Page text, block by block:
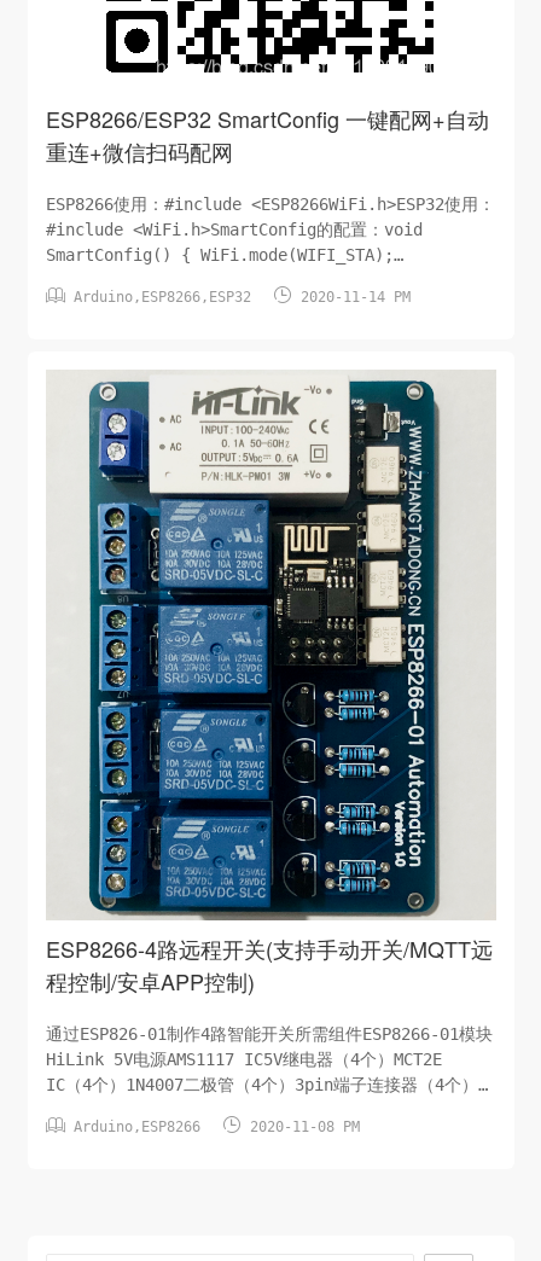
ESP8266/ESP32 SmartConfig 一键配网+自动
重连+微信扫码配网
ESP8266使用：#include <ESP8266WiFi.h>ESP32使用：
#include <WiFi.h>SmartConfig的配置：void
SmartConfig() { WiFi.mode(WIFI_STA);
WiFi.b...
 Arduino, ESP8266, ESP32  2020-11-14 PM
ESP8266-4路远程开关(支持手动开关/MQTT远
程控制/安卓APP控制)
通过ESP826-01制作4路智能开关所需组件ESP8266-01模块
HiLink 5V电源AMS1117 IC5V继电器（4个）MCT2E
IC（4个）1N4007二极管（4个）3pin端子连接器（4个）
原理图Code源码此处省略/待分享PCB设计图及分享下载对于
 Arduino, ESP8266  2020-11-08 PM